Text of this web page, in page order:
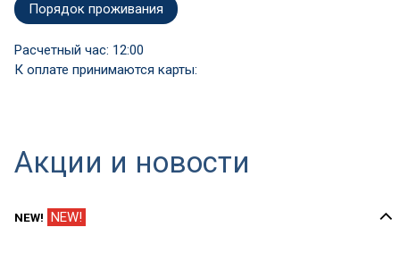
Порядок проживания
Расчетный час: 12:00
К оплате принимаются карты:
Акции и новости
NEW! NEW!